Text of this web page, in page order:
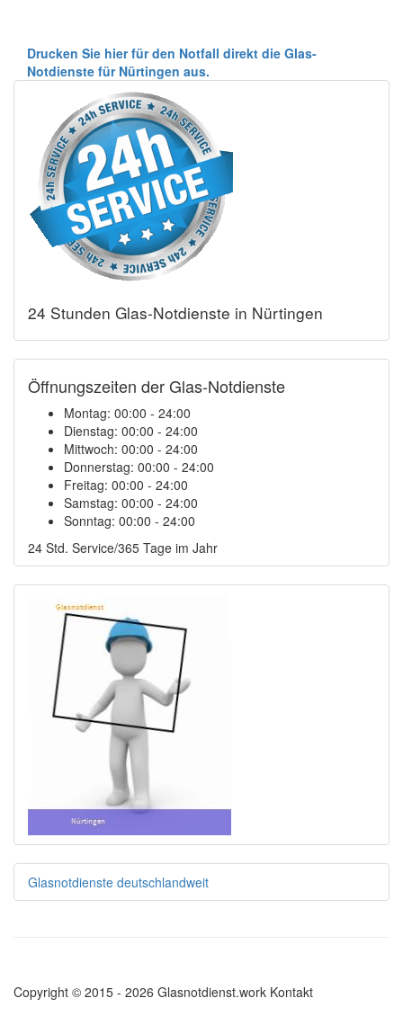
Drucken Sie hier für den Notfall direkt die Glas-
Notdienste für Nürtingen aus.
24 Stunden Glas-Notdienste in Nürtingen
Öffnungszeiten der Glas-Notdienste
Montag: 00:00 - 24:00
Dienstag: 00:00 - 24:00
Mittwoch: 00:00 - 24:00
Donnerstag: 00:00 - 24:00
Freitag: 00:00 - 24:00
Samstag: 00:00 - 24:00
Sonntag: 00:00 - 24:00
24 Std. Service/365 Tage im Jahr
Glasnotdienste deutschlandweit
Copyright © 2015 - 2026 Glasnotdienst.work Kontakt